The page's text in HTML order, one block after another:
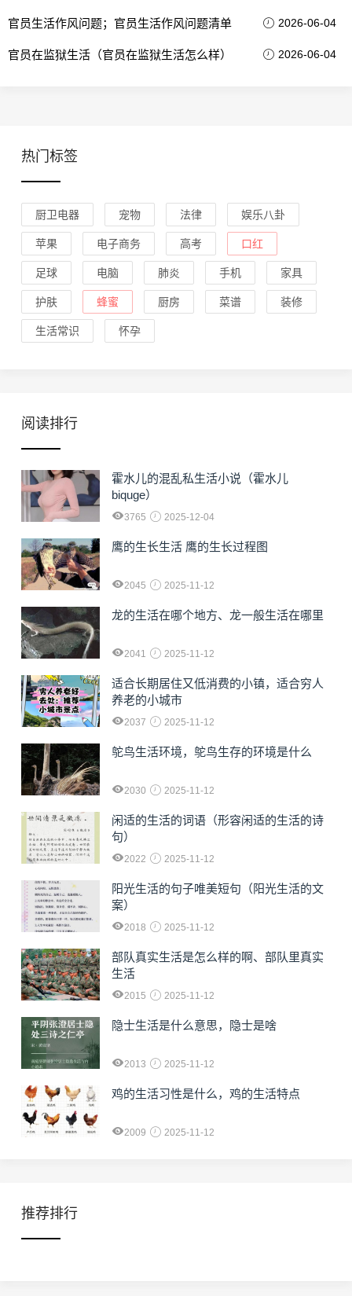
官员生活作风问题；官员生活作风问题清单 2026-06-04
官员在监狱生活（官员在监狱生活怎么样） 2026-06-04
热门标签
厨卫电器 宠物 法律 娱乐八卦
苹果 电子商务 高考 口红
足球 电脑 肺炎 手机 家具
护肤 蜂蜜 厨房 菜谱 装修
生活常识 怀孕
阅读排行
霍水儿的混乱私生活小说（霍水儿
biquge）
3765 2025-12-04
鹰的生长生活 鹰的生长过程图
2045 2025-11-12
龙的生活在哪个地方、龙一般生活在哪里
2041 2025-11-12
适合长期居住又低消费的小镇，适合穷人
养老的小城市
2037 2025-11-12
鸵鸟生活环境，鸵鸟生存的环境是什么
2030 2025-11-12
闲适的生活的词语（形容闲适的生活的诗
句）
2022 2025-11-12
阳光生活的句子唯美短句（阳光生活的文
案）
2018 2025-11-12
部队真实生活是怎么样的啊、部队里真实
生活
2015 2025-11-12
隐士生活是什么意思，隐士是啥
2013 2025-11-12
鸡的生活习性是什么，鸡的生活特点
2009 2025-11-12
推荐排行